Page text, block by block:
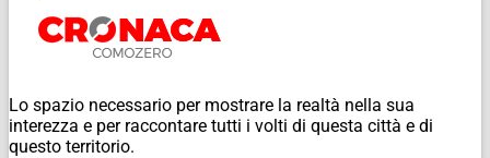
Lo spazio necessario per mostrare la realtà nella sua
interezza e per raccontare tutti i volti di questa città e di
questo territorio.